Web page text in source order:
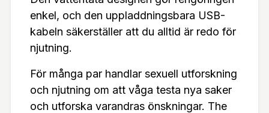
enkel, och den uppladdningsbara USB-
kabeln säkerställer att du alltid är redo för
njutning.
För många par handlar sexuell utforskning
och njutning om att våga testa nya saker
och utforska varandras önskningar. The